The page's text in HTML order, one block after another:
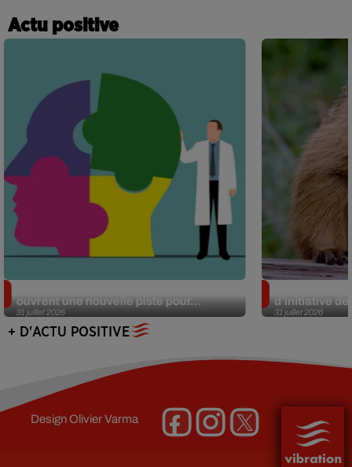
Actu positive
31 juillet 2026
ouvrent une nouvelle piste pour...
31 juillet 2026
d’initiative
+ D'ACTU POSITIVE
DesignOlivier Varma